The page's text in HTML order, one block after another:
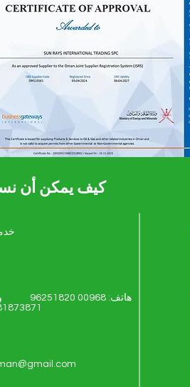
كيف يمكن أن
هاتف: